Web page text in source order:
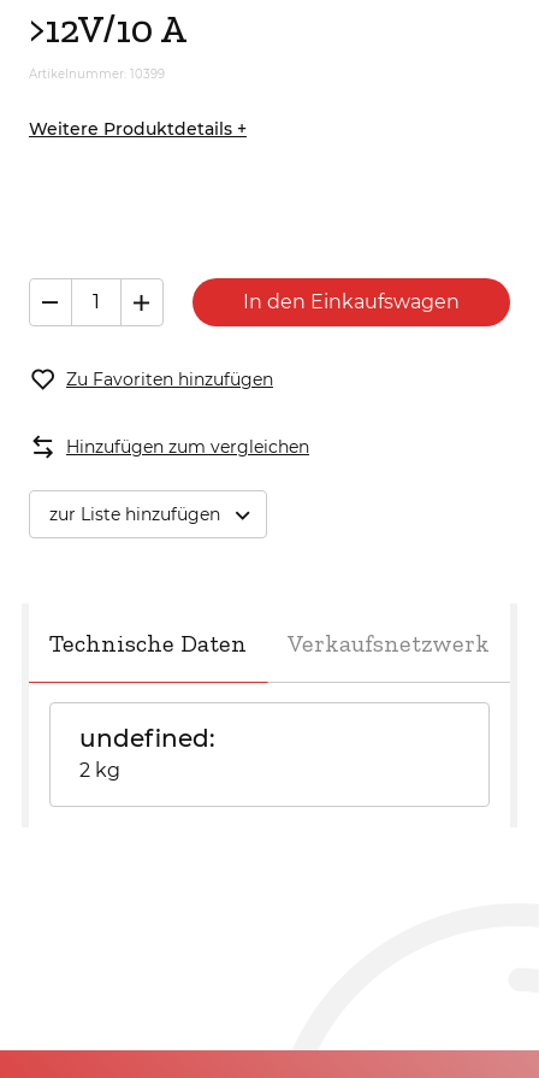
>12V/10 A
Artikelnummer: 10399
Weitere Produktdetails +
In den Einkaufswagen
Zu Favoriten hinzufügen
Hinzufügen zum vergleichen
zur Liste hinzufügen
Technische Daten Verkaufsnetzwerk
undefined
2 kg